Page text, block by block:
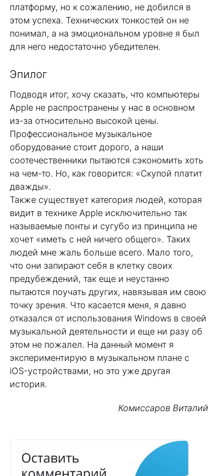
платформу, но к сожалению, не добился в
этом успеха. Технических тонкостей он не
понимал, а на эмоциональном уровне я был
для него недостаточно убедителен.
Эпилог
Подводя итог, хочу сказать, что компьютеры
Apple не распространены у нас в основном
из-за относительно высокой цены.
Профессиональное музыкальное
оборудование стоит дорого, а наши
соотечественники пытаются сэкономить хоть
на чем-то. Но, как говорится: «Скупой платит
дважды».
Также существует категория людей, которая
видит в технике Apple исключительно так
называемые понты и сугубо из принципа не
хочет «иметь с ней ничего общего». Таких
людей мне жаль больше всего. Мало того,
что они запирают себя в клетку своих
предубеждений, так еще и неустанно
пытаются поучать других, навязывая им свою
точку зрения. Что касается меня, я давно
отказался от использования Windows в своей
музыкальной деятельности и еще ни разу об
этом не пожалел. На данный момент я
экспериментирую в музыкальном плане с
iOS-устройствами, но это уже другая
история.
Комиссаров Виталий